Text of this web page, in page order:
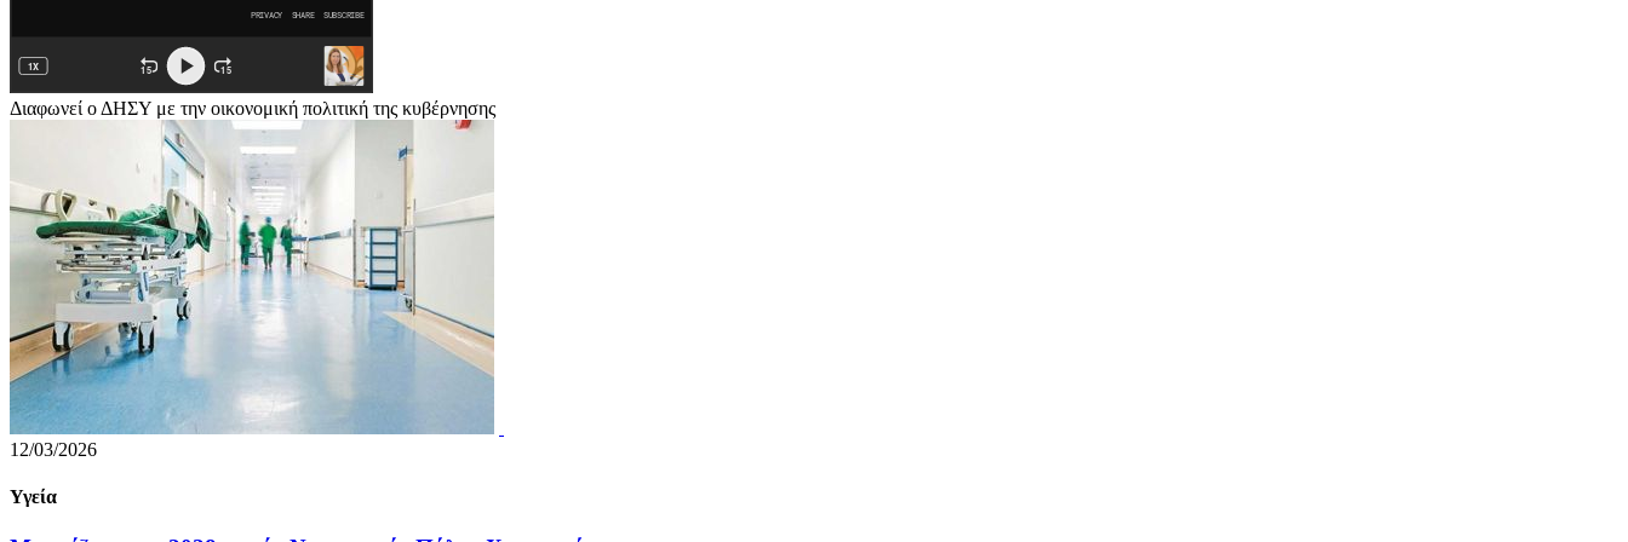
Διαφωνεί ο ΔΗΣΥ με την οικονομική πολιτική της κυβέρνησης
12/03/2026
Υγεία